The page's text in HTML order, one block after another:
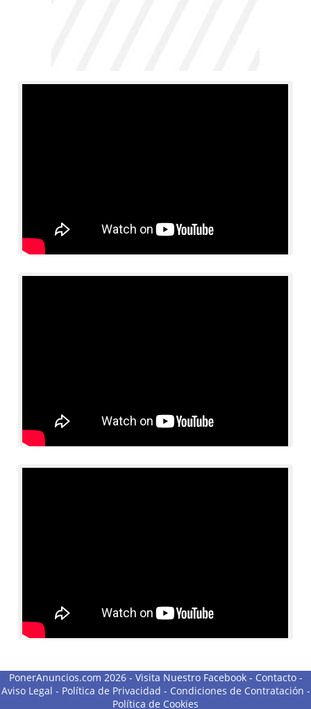
PonerAnuncios.com 2026 - Visita Nuestro Facebook- Contacto-
Aviso Legal - Política de Privacidad - Condiciones de Contratación -
Política de Cookies